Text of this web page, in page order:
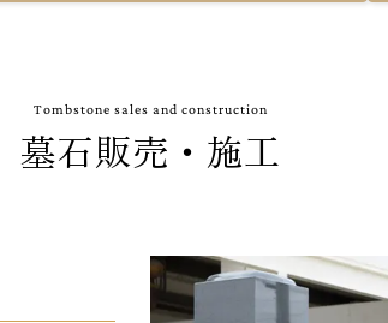
Tombstone sales and construction
墓石販売・施工